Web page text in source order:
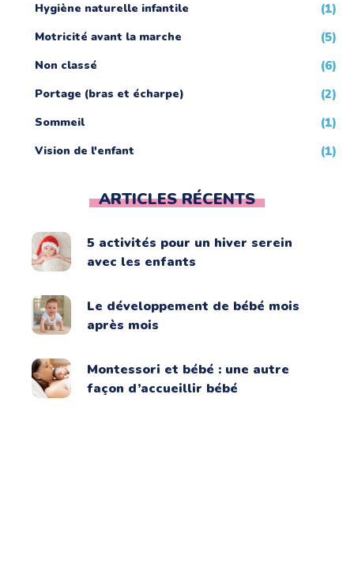
Hygiène naturelle infantile (1)
Motricité avant la marche (5)
Non classé (6)
Portage (bras et écharpe) (2)
Sommeil (1)
Vision de l'enfant (1)
ARTICLES RÉCENTS
5 activités pour un hiver serein
avec les enfants
Le développement de bébé mois
après mois
Montessori et bébé : une autre
façon d’accueillir bébé